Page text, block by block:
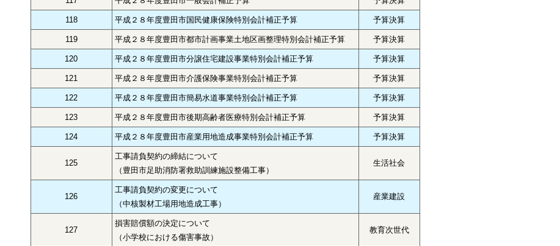
118 平成２８年度豊田市国民健康保険特別会計補正予算 予算決算
119 平成２８年度豊田市都市計画事業土地区画整理特別会計補正予算 予算決算
120 平成２８年度豊田市分譲住宅建設事業特別会計補正予算 予算決算
121 平成２８年度豊田市介護保険事業特別会計補正予算 予算決算
122 平成２８年度豊田市簡易水道事業特別会計補正予算 予算決算
123 平成２８年度豊田市後期高齢者医療特別会計補正予算 予算決算
124 平成２８年度豊田市産業用地造成事業特別会計補正予算 予算決算
125
工事請負契約の締結について
（豊田市足助消防署救助訓練施設整備工事）
生活社会
126
工事請負契約の変更について
（中核製材工場用地造成工事）
産業建設
127
損害賠償額の決定について
（小学校における傷害事故）
教育次世代